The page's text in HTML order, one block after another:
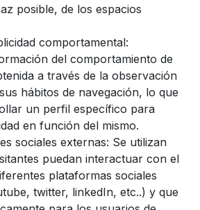
posible, de los espacios
comportamental:
del comportamiento de
a través de la observación
hábitos de navegación, lo que
un perfil específico para
en función del mismo.
sociales externas: Se utilizan
puedan interactuar con el
plataformas sociales
twitter, linkedIn, etc..) y que